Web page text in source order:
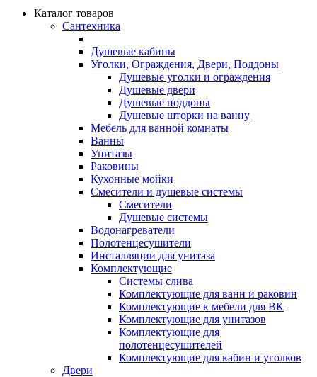
Каталог товаров
Сантехника
Душевые кабины
Уголки, Ограждения, Двери, Поддоны
Душевые уголки и ограждения
Душевые двери
Душевые поддоны
Душевые шторки на ванну
Мебель для ванной комнаты
Ванны
Унитазы
Раковины
Кухонные мойки
Смесители и душевые системы
Смесители
Душевые системы
Водонагреватели
Полотенцесушители
Инсталляции для унитаза
Комплектующие
Системы слива
Комплектующие для ванн и раковин
Комплектующие к мебели для ВК
Комплектующие для унитазов
Комплектующие для
полотенцесушителей
Комплектующие для кабин и уголков
Двери